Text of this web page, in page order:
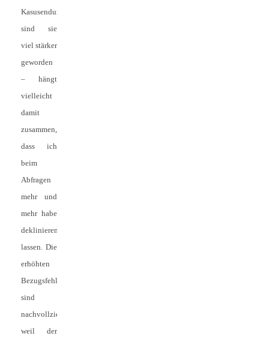
Kasusendungen
sind sie
viel stärker
geworden
– hängt
vielleicht
damit
zusammen,
dass ich
beim
Abfragen
mehr und
mehr habe
deklinieren
lassen. Die
erhöhten
Bezugsfehler
sind
nachvollziehbar,
weil der